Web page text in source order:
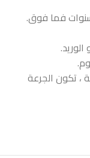
الذين تتراوح أعمارهم بين 6-12 سنة ، تكون الجرعة